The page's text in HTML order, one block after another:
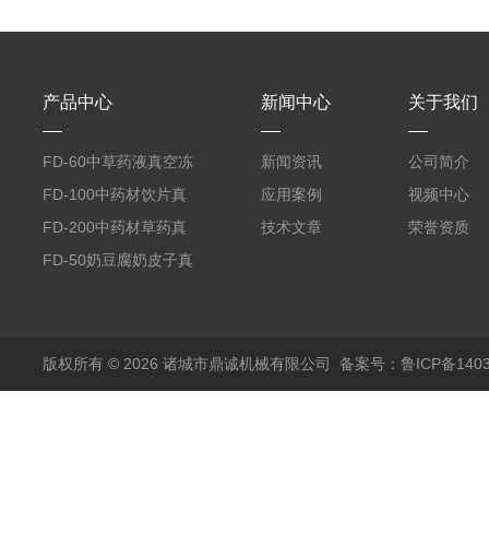
产品中心
FD-60中草药液真空冻
干机
FD-100中药材饮片真
空冻干机
FD-200中药材草药真
空冻干机
FD-50奶豆腐奶皮子真
新闻中心
新闻资讯
应用案例
技术文章
关于我们
公司简介
视频中心
荣誉资质
版权所有 © 2026 诸城市鼎诚机械有限公司 备案号：鲁ICP备